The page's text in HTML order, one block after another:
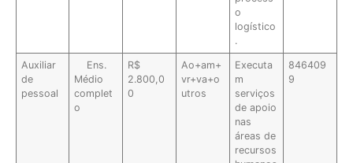
o
logístico
.
Auxiliar
de
pessoal
Ens.
Médio
complet
o
R$
2.800,0
0
Ao+am+
vr+va+o
utros
Executa
m
serviços
de apoio
nas
áreas de
recursos
846409
9